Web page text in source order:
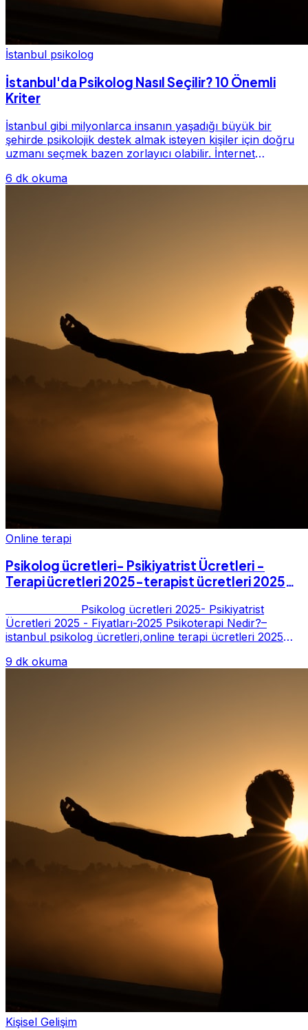
İstanbul psikolog
İstanbul'da Psikolog Nasıl Seçilir? 10 Önemli
Kriter
İstanbul gibi milyonlarca insanın yaşadığı büyük bir
şehirde psikolojik destek almak isteyen kişiler için doğru
uzmanı seçmek bazen zorlayıcı olabilir. İnternet
6 dk okuma
Online terapi
Psikolog ücretleri- Psikiyatrist Ücretleri -
Terapi ücretleri 2025-terapist ücretleri 2025-
Psikolog ücretleri 2025- Psikiyatrist
Ücretleri 2025 - Fiyatları-2025 Psikoterapi Nedir?–
istanbul psikolog ücretleri,online terapi ücretleri 2025
9 dk okuma
Kişisel Gelişim